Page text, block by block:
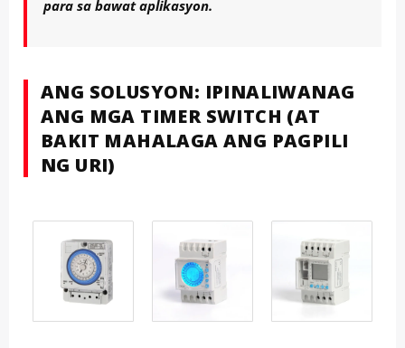
para sa bawat aplikasyon.
ANG SOLUSYON: IPINALIWANAG
ANG MGA TIMER SWITCH (AT
BAKIT MAHALAGA ANG PAGPILI
NG URI)